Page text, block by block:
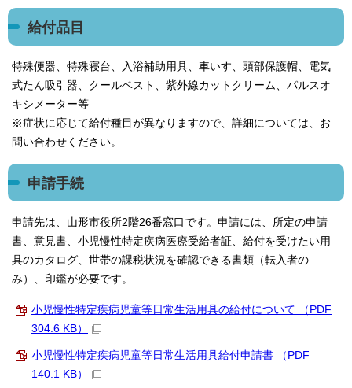
給付品目
特殊便器、特殊寝台、入浴補助用具、車いす、頭部保護帽、電気
式たん吸引器、クールベスト、紫外線カットクリーム、パルスオ
キシメーター等
※症状に応じて給付種目が異なりますので、詳細については、お
問い合わせください。
申請手続
申請先は、山形市役所2階26番窓口です。申請には、所定の申請
書、意見書、小児慢性特定疾病医療受給者証、給付を受けたい用
具のカタログ、世帯の課税状況を確認できる書類（転入者の
み）、印鑑が必要です。
小児慢性特定疾病児童等日常生活用具の給付について （PDF
304.6 KB）
小児慢性特定疾病児童等日常生活用具給付申請書 （PDF
140.1 KB）